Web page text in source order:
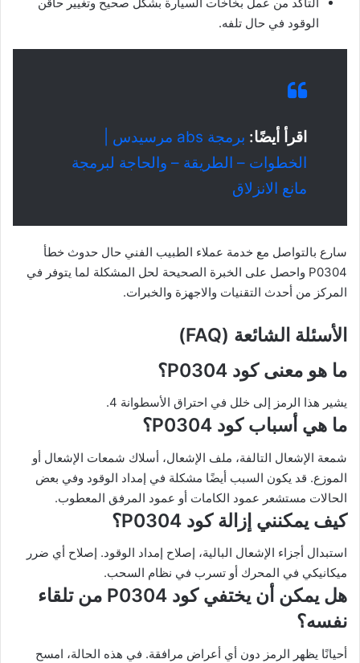
التأكد من عمل بخاخات السيارة بشكل صحيح وتغيير حاقن
الوقود في حال تلفه.
اقرأ أيضًا:
برمجة abs مرسيدس |
الخطوات – الطريقة – والحاجة لبرمجة
مانع الانزلاق
سارع بالتواصل مع خدمة عملاء الطبيب الفني حال حدوث خطأ
P0304 واحصل على الخبرة الصحيحة لحل المشكلة لما يتوفر في
المركز من أحدث التقنيات والاجهزة والخبرات.
الأسئلة الشائعة (FAQ)
ما هو معنى كود P0304؟
يشير هذا الرمز إلى خلل في احتراق الأسطوانة 4.
ما هي أسباب كود P0304؟
شمعة الإشعال التالفة، ملف الإشعال، أسلاك شمعات الإشعال أو
الموزع. قد يكون السبب أيضًا مشكلة في إمداد الوقود وفي بعض
الحالات مستشعر عمود الكامات أو عمود المرفق المعطوب.
كيف يمكنني إزالة كود P0304؟
استبدال أجزاء الإشعال البالية، إصلاح إمداد الوقود. إصلاح أي ضرر
ميكانيكي في المحرك أو تسرب في نظام السحب.
هل يمكن أن يختفي كود P0304 من تلقاء
نفسه؟
أحيانًا يظهر الرمز دون أي أعراض مرافقة. في هذه الحالة، امسح